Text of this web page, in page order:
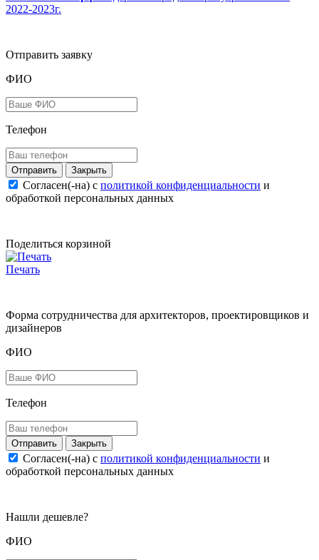
2022-2023г.
Отправить заявку
ФИО
Телефон
Закрыть
Согласен(-на) c политикой конфиденциальности и
обработкой персональных данных
Поделиться корзиной
Печать
Форма сотрудничества для архитекторов, проектировщиков и
дизайнеров
ФИО
Телефон
Закрыть
Согласен(-на) c политикой конфиденциальности и
обработкой персональных данных
Нашли дешевле?
ФИО